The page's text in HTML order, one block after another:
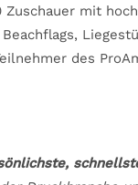
Zuschauer mit
des